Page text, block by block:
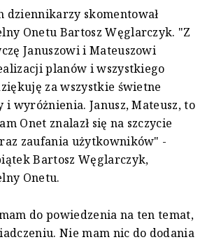
dziennikarzy skomentował
Onetu Bartosz Węglarczyk. "Z
Januszowi i Mateuszowi
planów i wszystkiego
za wszystkie świetne
i wyróżnienia. Janusz, Mateusz, to
Onet znalazł się na szczycie
zaufania użytkowników" -
Bartosz Węglarczyk,
Onetu.
do powiedzenia na ten temat,
Nie mam nic do dodania